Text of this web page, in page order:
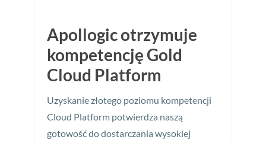
Apollogic otrzymuje
kompetencję Gold
Cloud Platform
Uzyskanie złotego poziomu kompetencji
Cloud Platform potwierdza naszą
gotowość do dostarczania wysokiej